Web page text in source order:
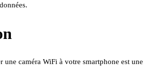
une caméra WiFi à votre smartphone est une